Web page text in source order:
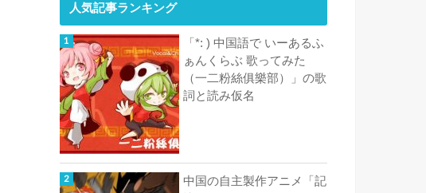
人気記事ランキング
「*: ) 中国語で いーあるふ
ぁんくらぶ 歌ってみた
（一二粉絲俱樂部）」の歌
詞と読み仮名
中国の自主製作アニメ「記